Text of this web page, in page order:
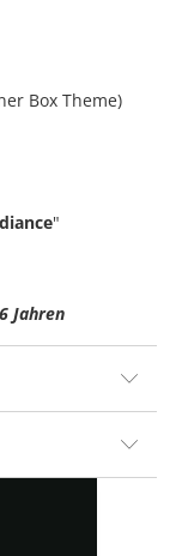
Box Theme)
"
Jahren